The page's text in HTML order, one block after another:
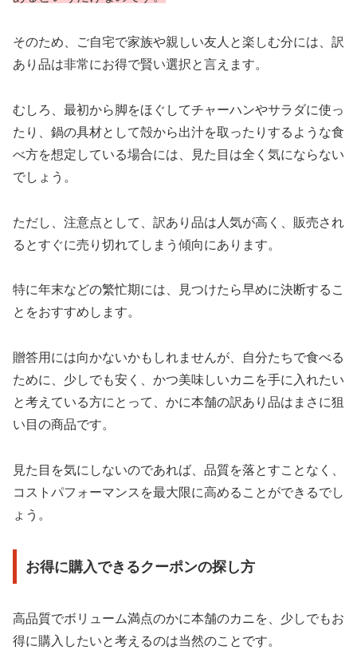
そのため、ご自宅で家族や親しい友人と楽しむ分には、訳
あり品は非常にお得で賢い選択と言えます。
むしろ、最初から脚をほぐしてチャーハンやサラダに使っ
たり、鍋の具材として殻から出汁を取ったりするような食
べ方を想定している場合には、見た目は全く気にならない
でしょう。
ただし、注意点として、訳あり品は人気が高く、販売され
るとすぐに売り切れてしまう傾向にあります。
特に年末などの繁忙期には、見つけたら早めに決断するこ
とをおすすめします。
贈答用には向かないかもしれませんが、自分たちで食べる
ために、少しでも安く、かつ美味しいカニを手に入れたい
と考えている方にとって、かに本舗の訳あり品はまさに狙
い目の商品です。
見た目を気にしないのであれば、品質を落とすことなく、
コストパフォーマンスを最大限に高めることができるでし
ょう。
お得に購入できるクーポンの探し方
高品質でボリューム満点のかに本舗のカニを、少しでもお
得に購入したいと考えるのは当然のことです。